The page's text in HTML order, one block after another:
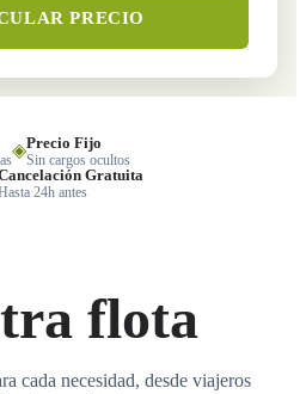
PRECIO
◈Precio Fijo
Sin cargos ocultos
Gratuita
24h antes
flota
cada necesidad, desde viajeros